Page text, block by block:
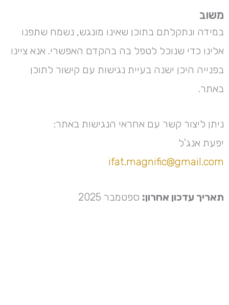
משוב
במידה ונתקלתם בתוכן שאינו מונגש, נשמח שתפנו
אלינו כדי שנוכל לטפל בה בהקדם האפשרי. אנא ציינו
בפנייה היכן ישנה בעיית נגישות עם קישור לתוכן
באתר.
ניתן ליצור קשר עם אחראי הנגישות באתר:
יפעת אנג'ל
ifat.magnific@gmail.com
תאריך עדכון אחרון: ספטמבר 2025